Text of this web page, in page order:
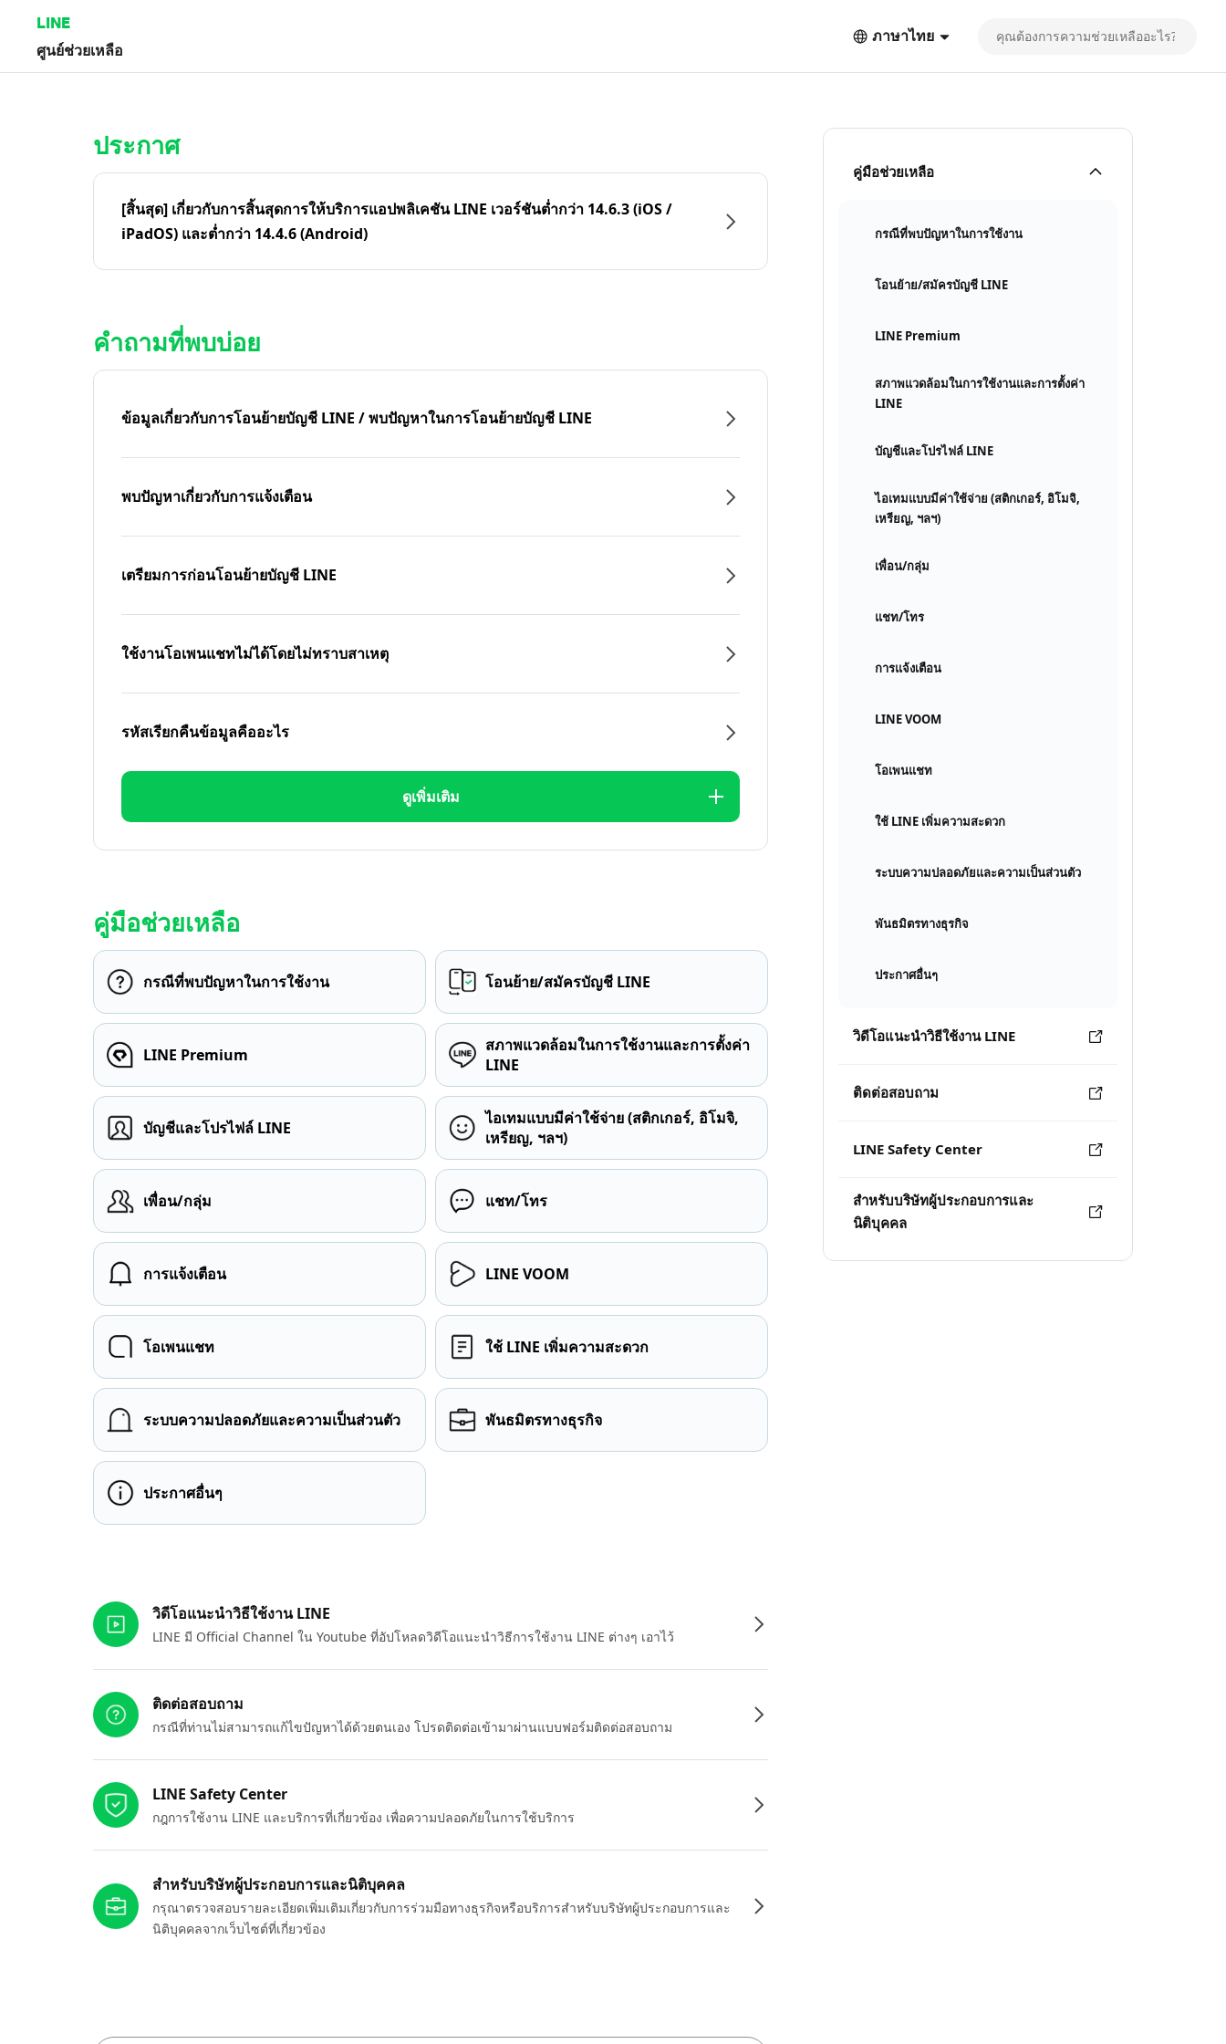
LINE
ศูนย์ช่วยเหลือ
ภาษาไทย
คู่มือช่วยเหลือ
กรณีที่พบปัญหาในการใช้งาน
โอนย้าย/สมัครบัญชี LINE
LINE Premium
สภาพแวดล้อมในการใช้งานและการตั้งค่า
LINE
บัญชีและโปรไฟล์ LINE
ไอเทมแบบมีค่าใช้จ่าย (สติกเกอร์, อิโมจิ,
เหรียญ, ฯลฯ)
เพื่อน/กลุ่ม
แชท/โทร
การแจ้งเตือน
LINE VOOM
โอเพนแชท
ใช้ LINE เพิ่มความสะดวก
ระบบความปลอดภัยและความเป็นส่วนตัว
พันธมิตรทางธุรกิจ
ประกาศอื่นๆ
วิดีโอแนะนำวิธีใช้งาน LINE
ติดต่อสอบถาม
LINE Safety Center
สำหรับบริษัทผู้ประกอบการและ
นิติบุคคล
ประกาศ
[สิ้นสุด] เกี่ยวกับการสิ้นสุดการให้บริการแอปพลิเคชัน LINE เวอร์ชันต่ำกว่า 14.6.3 (iOS /
iPadOS) และต่ำกว่า 14.4.6 (Android)
คำถามที่พบบ่อย
ข้อมูลเกี่ยวกับการโอนย้ายบัญชี LINE / พบปัญหาในการโอนย้ายบัญชี LINE
พบปัญหาเกี่ยวกับการแจ้งเตือน
เตรียมการก่อนโอนย้ายบัญชี LINE
ใช้งานโอเพนแชทไม่ได้โดยไม่ทราบสาเหตุ
รหัสเรียกคืนข้อมูลคืออะไร
ดูเพิ่มเติม
คู่มือช่วยเหลือ
กรณีที่พบปัญหาในการใช้งาน โอนย้าย/สมัครบัญชี LINE
LINE Premium
สภาพแวดล้อมในการใช้งานและการตั้งค่า
LINE
บัญชีและโปรไฟล์ LINE
ไอเทมแบบมีค่าใช้จ่าย (สติกเกอร์, อิโมจิ,
เหรียญ, ฯลฯ)
เพื่อน/กลุ่ม แชท/โทร
การแจ้งเตือน LINE VOOM
โอเพนแชท ใช้ LINE เพิ่มความสะดวก
ระบบความปลอดภัยและความเป็นส่วนตัว พันธมิตรทางธุรกิจ
ประกาศอื่นๆ
วิดีโอแนะนำวิธีใช้งาน LINE
LINE มี Official Channel ใน Youtube ที่อัปโหลดวิดีโอแนะนำวิธีการใช้งาน LINE ต่างๆ เอาไว้
ติดต่อสอบถาม
กรณีที่ท่านไม่สามารถแก้ไขปัญหาได้ด้วยตนเอง โปรดติดต่อเข้ามาผ่านแบบฟอร์มติดต่อสอบถาม
LINE Safety Center
กฎการใช้งาน LINE และบริการที่เกี่ยวข้อง เพื่อความปลอดภัยในการใช้บริการ
สำหรับบริษัทผู้ประกอบการและนิติบุคคล
กรุณาตรวจสอบรายละเอียดเพิ่มเติมเกี่ยวกับการร่วมมือทางธุรกิจหรือบริการสำหรับบริษัทผู้ประกอบการและ
นิติบุคคลจากเว็บไซต์ที่เกี่ยวข้อง